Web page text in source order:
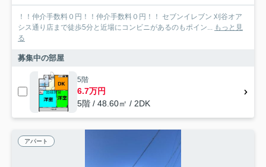
！！仲介手数料０円！！仲介手数料０円！！ セブンイレブン 刈谷オア
シス通り店まで徒歩5分と近場にコンビニがあるのもポイン...
もっと見
る
募集中の部屋
5階
6.7万円
5階 / 48.60㎡ / 2DK
アパート